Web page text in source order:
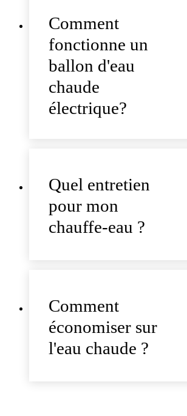
Comment
fonctionne un
ballon d'eau
chaude
électrique?
Quel entretien
pour mon
chauffe-eau ?
Comment
économiser sur
l'eau chaude ?